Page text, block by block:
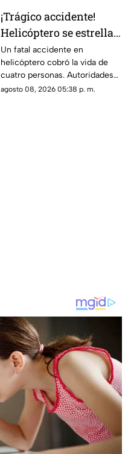
¡Trágico accidente!
Helicóptero se estrella
en zona boscosa y
mueren cuatro
personas
Un fatal accidente en
helicóptero cobró la vida de
cuatro personas. Autoridades
confirmaron que la aeronave
agosto 08, 2026 05:38 p. m.